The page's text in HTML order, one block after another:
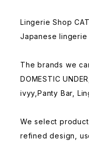
Lingerie Shop
Japanese lingerie
The brands we
DOMESTIC
ivyy,Panty Bar,
We select
refined design,